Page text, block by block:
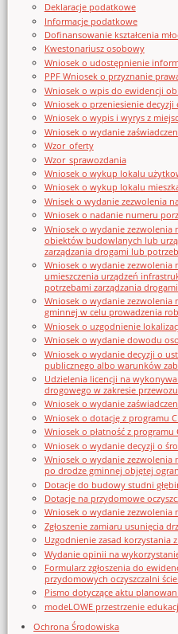
Deklaracje podatkowe
Informacje podatkowe
Dofinansowanie kształcenia
Kwestonariusz osobowy
Wniosek o udostępnienie
PPF Wniosek o przyznanie
Wniosek o wpis do ewidencji
Wniosek o przeniesienie
Wniosek o wypis i wyrys z
Wniosek o wydanie
Wzor_oferty
Wzor_sprawozdania
Wniosek o wykup lokalu
Wniosek o wykup lokalu
Wnisek o wydanie zezwolenia
Wniosek o nadanie numeru
Wniosek o wydanie zezwolenia
obiektów budowlanych lub
zarządzania drogami lub
Wniosek o wydanie zezwolenia
umieszczenia urządzeń
potrzebami zarządzania
Wniosek o wydanie zezwolenia
gminnej w celu prowadzenia
Wniosek o uzgodnienie
Wniosek o wydanie dowodu
Wniosek o wydanie decyzji o
publicznego albo warunków
Udzielenia licencji na
drogowego w zakresie
Wniosek o wydanie
Wniosek o dotację z programu
Wniosek o płatność z programu
Wniosek o wydanie decyzji o
Wniosek o wydanie zezwolenia
po drodze gminnej objętej
Dotacje do budowy studni
Dotacje na przydomowe
Wniosek o wydanie zezwolenia
Zgłoszenie zamiaru usunięcia
Uzgodnienie zasad korzystania
Wydanie opinii na
Formularz zgłoszenia do
przydomowych oczyszczalni
Pismo dotyczące aktu
modeLOWE przestrzenie
Ochrona Środowiska